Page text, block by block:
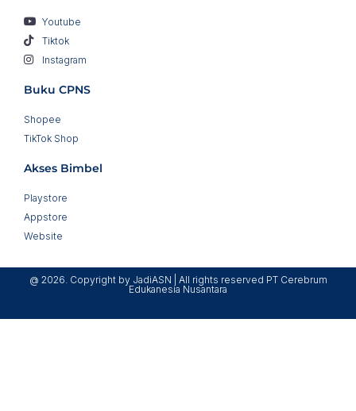
Youtube
Tiktok
Instagram
Buku CPNS
Shopee
TikTok Shop
Akses Bimbel
Playstore
Appstore
Website
@ 2026. Copyright by JadiASN | All rights reserved PT Cerebrum
Edukanesia Nusantara